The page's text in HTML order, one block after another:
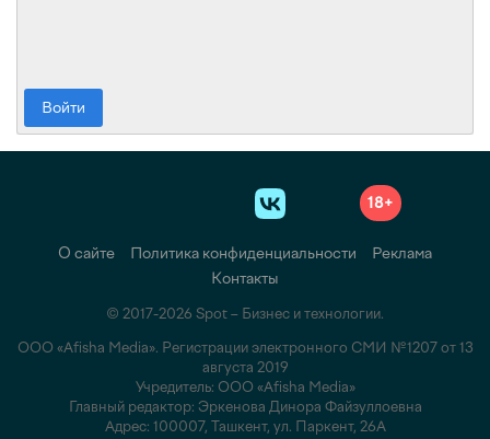
Войти
18+
О сайте Политика конфиденциальности
Реклама
Контакты
© 2017-2026 Spot – Бизнес и технологии.
ООО «Afisha Media». Регистрации электронного СМИ №1207 от 13
августа 2019
Учредитель: ООО «Afisha Media»
Главный редактор: Эркенова Динора Файзуллоевна
Адрес: 100007, Ташкент, ул. Паркент, 26А